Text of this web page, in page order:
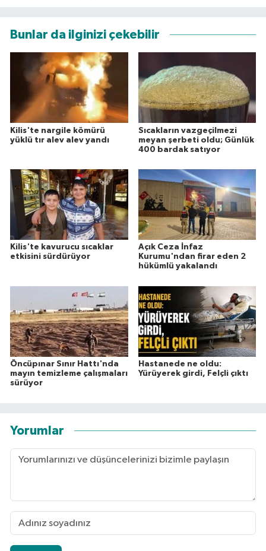
Bunlar da ilginizi çekebilir
Kilis'te nargile kömürü
yüklü tır alev alev yandı
Sıcakların vazgeçilmezi
meyan şerbeti oldu; Günlük
400 bardak satıyor
Kilis'te kavurucu sıcaklar
etkisini sürdürüyor
Açık Ceza İnfaz
Kurumu'ndan firar eden 2
hükümlü yakalandı
Öncüpınar Sınır Hattı'nda
mayın temizleme çalışmaları
sürüyor
Hastanede ne oldu:
Yürüyerek girdi, Felçli çıktı
Yorumlar